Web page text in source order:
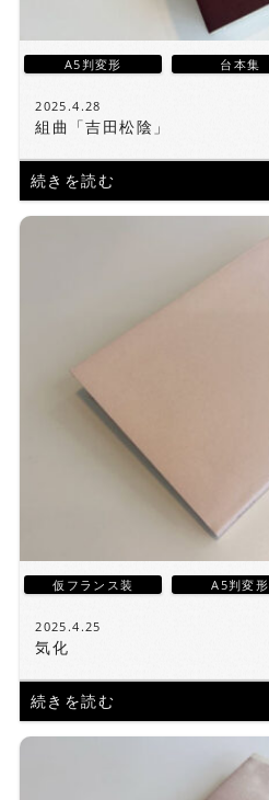
A5判変形 台本集
2025.4.28
組曲「吉田松陰」
続きを読む
仮フランス装 A5判変形
2025.4.25
気化
続きを読む